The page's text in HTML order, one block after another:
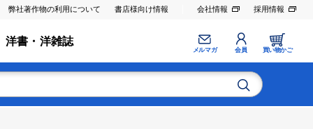
弊社著作物の利用について 書店様向け情報 会社情報 採用情報
洋書・洋雑誌
メルマガ 会員 買い物かご